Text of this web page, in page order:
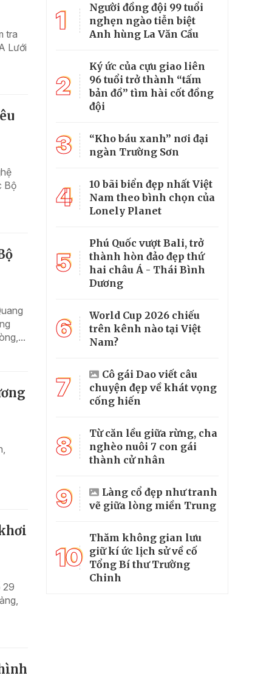
tra
Lưới
Bộ
29
1
Người đồng đội 99 tuổi
nghẹn ngào tiễn biệt
Anh hùng La Văn Cầu
2
Ký ức của cựu giao liên
96 tuổi trở thành “tấm
bản đồ” tìm hài cốt đồng
đội
3
“Kho báu xanh” nơi đại
ngàn Trường Sơn
4
10 bãi biển đẹp nhất Việt
Nam theo bình chọn của
Lonely Planet
5
Phú Quốc vượt Bali, trở
thành hòn đảo đẹp thứ
hai châu Á - Thái Bình
Dương
6
World Cup 2026 chiếu
trên kênh nào tại Việt
Nam?
7
Cô gái Dao viết câu
chuyện đẹp về khát vọng
cống hiến
8
Từ căn lều giữa rừng, cha
nghèo nuôi 7 con gái
thành cử nhân
9
Làng cổ đẹp như tranh
vẽ giữa lòng miền Trung
10
Thăm không gian lưu
giữ kí ức lịch sử về cố
Tổng Bí thư Trường
Chinh